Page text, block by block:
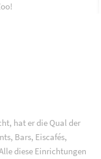
hat er die Qual der
Bars, Eiscafés,
diese Einrichtungen